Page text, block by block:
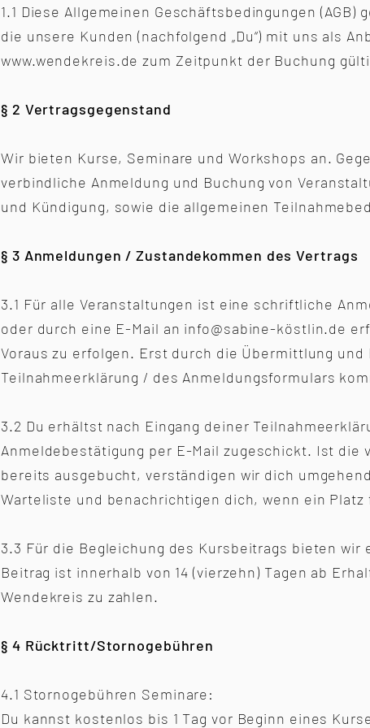
1.1 Diese Allgemeinen Geschäftsbedingungen
die unsere Kunden (nachfolgend „Du“) mit uns als
www.wendekreis.de zum Zeitpunkt der Buchung
§ 2 Vertragsgegenstand
Wir bieten Kurse, Seminare und Workshops an.
verbindliche Anmeldung und Buchung von
und Kündigung, sowie die allgemeinen
§ 3 Anmeldungen / Zustandekommen des Vertrags
3.1 Für alle Veranstaltungen ist eine schriftliche
oder durch eine E-Mail an info@sabine-köstlin.de
Voraus zu erfolgen. Erst durch die Übermittlung
Teilnahmeerklärung / des Anmeldungsformulars
3.2 Du erhältst nach Eingang deiner
Anmeldebestätigung per E-Mail zugeschickt. Ist die
bereits ausgebucht, verständigen wir dich
Warteliste und benachrichtigen dich, wenn ein Platz
3.3 Für die Begleichung des Kursbeitrags bieten wir
Beitrag ist innerhalb von 14 (vierzehn) Tagen ab
Wendekreis zu zahlen.
§ 4 Rücktritt/Stornogebühren
4.1 Stornogebühren Seminare:
Du kannst kostenlos bis 1 Tag vor Beginn eines